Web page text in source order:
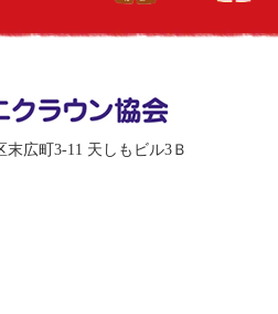
広町3-11 天しもビル3Ｂ